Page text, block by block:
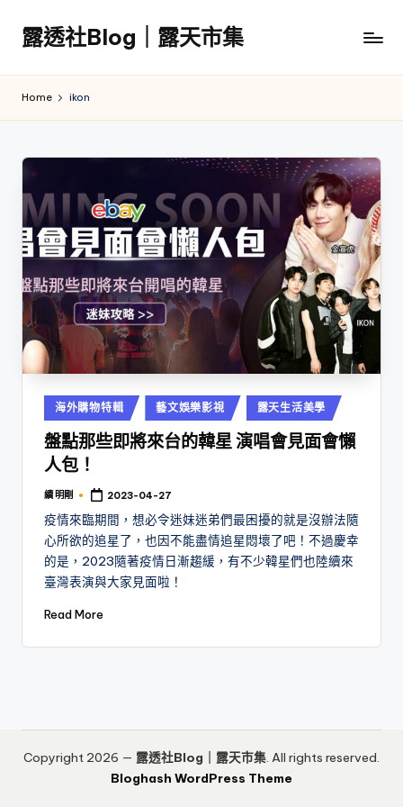
Skip
content
露透社Blog｜露天市集
社
天
市
集
Home ikon
Posted
in
海外購物特輯 藝文娛樂影視 露天生活美學
盤點那些即將來台的韓星 演唱會見面會懶
人包！
Posted
續 明剛 2023-04-27
疫情來臨期間，想必令迷妹迷弟們最困擾的就是沒辦法隨
心所欲的追星了，也因不能盡情追星悶壞了吧！不過慶幸
的是，2023隨著疫情日漸趨緩，有不少韓星們也陸續來
臺灣表演與大家見面啦！
Read More
Copyright 2026 — 露透社Blog｜露天市集. All rights reserved.
Bloghash WordPress Theme